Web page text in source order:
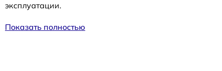
эксплуатации.
Показать полностью